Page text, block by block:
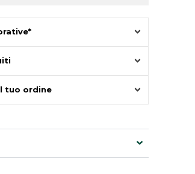
tuo ordine